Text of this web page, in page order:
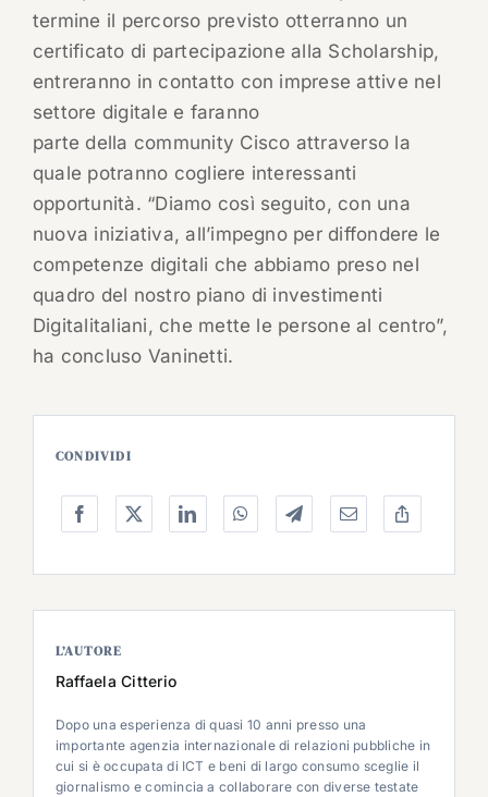
termine il percorso previsto otterranno un
certificato di partecipazione alla Scholarship,
entreranno in contatto con imprese attive nel
settore digitale e faranno
parte della community Cisco attraverso la
quale potranno cogliere interessanti
opportunità. “Diamo così seguito, con una
nuova iniziativa, all’impegno per diffondere le
competenze digitali che abbiamo preso nel
quadro del nostro piano di investimenti
Digitalitaliani, che mette le persone al centro”,
ha concluso Vaninetti.
CONDIVIDI
L’AUTORE
Raffaela Citterio
Dopo una esperienza di quasi 10 anni presso una
importante agenzia internazionale di relazioni pubbliche in
cui si è occupata di ICT e beni di largo consumo sceglie il
giornalismo e comincia a collaborare con diverse testate